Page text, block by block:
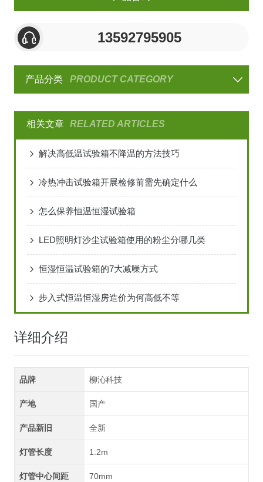
13592795905
产品分类 PRODUCT CATEGORY
相关文章 RELATED ARTICLES
解决高低温试验箱不降温的方法技巧
冷热冲击试验箱开展检修前需先确定什么
怎么保养恒温恒湿试验箱
LED照明灯沙尘试验箱使用的粉尘分哪几类
恒湿恒温试验箱的7大减噪方式
步入式恒温恒湿房造价为何高低不等
详细介绍
品牌 柳沁科技
产地 国产
产品新旧 全新
灯管长度 1.2m
灯管中心间距 70mm